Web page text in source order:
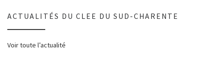
ACTUALITÉS DU CLEE DU SUD-CHARENTE
Voir toute l’actualité